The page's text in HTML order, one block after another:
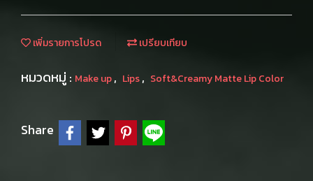
เพิ่มรายการโปรด เปรียบเทียบ
หมวดหมู่ : Make up, Lips, Soft&Creamy Matte Lip Color
Share